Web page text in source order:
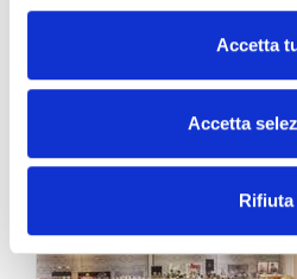
Accetta
Accetta
Rifiuta